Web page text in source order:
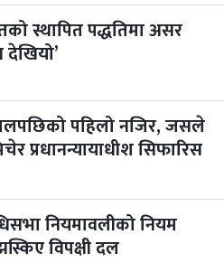
स्थापित पद्धतिमा असर
देखियो’
पहिलो नजिर, जसले
प्रधानन्यायाधीश सिफारिस
नियमावलीको नियम
विपक्षी दल